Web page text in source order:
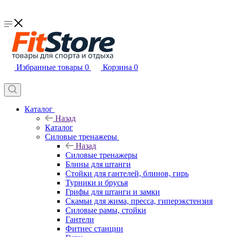
Избранные товары 0 Корзина 0
Каталог
Назад
Каталог
Силовые тренажеры
Назад
Силовые тренажеры
Блины для штанги
Стойки для гантелей, блинов, гирь
Турники и брусья
Грифы для штанги и замки
Скамьи для жима, пресса, гиперэкстензия
Силовые рамы, стойки
Гантели
Фитнес станции